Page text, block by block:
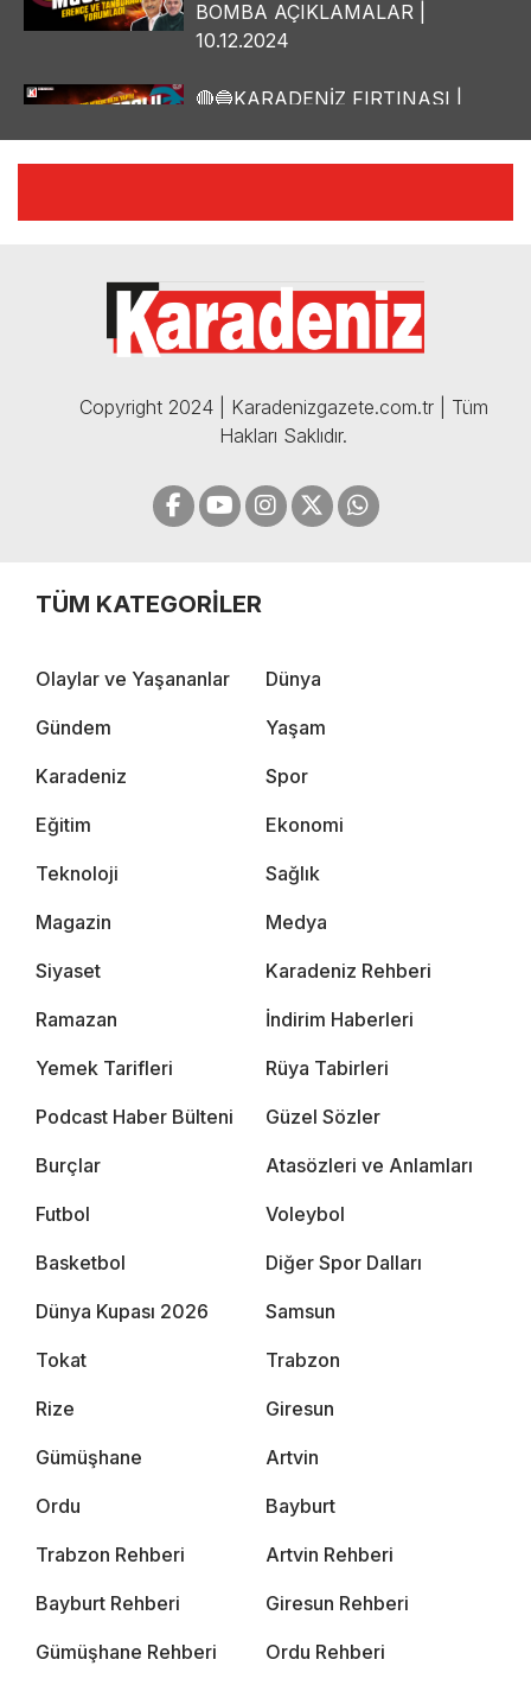
BOMBA AÇIKLAMALAR |
10.12.2024
🔴🔵KARADENİZ FIRTINASI |
🔴🔵KARADENİZ FIRTINASI |
05.12.2024
Copyright 2024 | Karadenizgazete.com.tr | Tüm
Hakları Saklıdır.
TÜM KATEGORİLER
Olaylar ve Yaşananlar Dünya
Gündem Yaşam
Karadeniz Spor
Eğitim Ekonomi
Teknoloji Sağlık
Magazin Medya
Siyaset Karadeniz Rehberi
Ramazan İndirim Haberleri
Yemek Tarifleri Rüya Tabirleri
Podcast Haber Bülteni Güzel Sözler
Burçlar Atasözleri ve Anlamları
Futbol Voleybol
Basketbol Diğer Spor Dalları
Dünya Kupası 2026 Samsun
Tokat Trabzon
Rize Giresun
Gümüşhane Artvin
Ordu Bayburt
Trabzon Rehberi Artvin Rehberi
Bayburt Rehberi Giresun Rehberi
Gümüşhane Rehberi Ordu Rehberi